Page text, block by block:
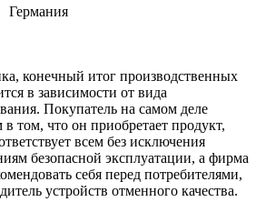
Германия
конечный итог производственных
в зависимости от вида
Покупатель на самом деле
том, что он приобретает продукт,
всем без исключения
безопасной эксплуатации, а фирма
себя перед потребителями,
устройств отменного качества.